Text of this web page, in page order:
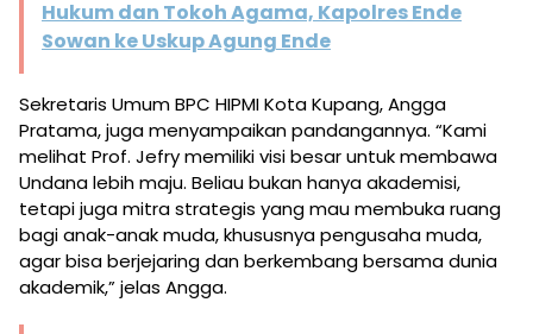
Hukum dan Tokoh Agama, Kapolres Ende
Sowan ke Uskup Agung Ende
Sekretaris Umum BPC HIPMI Kota Kupang, Angga
Pratama, juga menyampaikan pandangannya. “Kami
melihat Prof. Jefry memiliki visi besar untuk membawa
Undana lebih maju. Beliau bukan hanya akademisi,
tetapi juga mitra strategis yang mau membuka ruang
bagi anak-anak muda, khususnya pengusaha muda,
agar bisa berjejaring dan berkembang bersama dunia
akademik,” jelas Angga.